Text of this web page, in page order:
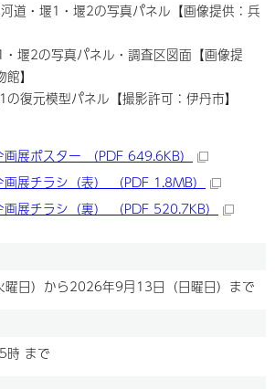
・堰1・堰2の写真パネル【画像提供：兵
堰2の写真パネル・調査区図面【画像提
】
ネル【撮影許可：伊丹市】
展ポスター （PDF 649.6KB）
展チラシ（表） （PDF 1.8MB）
展チラシ（裏） （PDF 520.7KB）
日）から2026年9月13日（日曜日）まで
時 まで